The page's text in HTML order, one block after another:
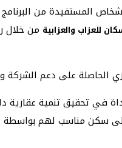
المستفيدة من
للعزاب والعزابية من خلال
الحاصلة على دعم الشركة
في تحقيق تنمية عقارية
سكن مناسب لهم بواسطة